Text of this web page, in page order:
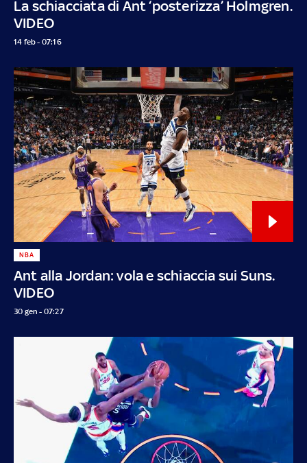
La schiacciata di Ant ‘posterizza’ Holmgren.
VIDEO
14 feb - 07:16
Ant alla Jordan: vola e schiaccia sui Suns.
VIDEO
NBA
30 gen - 07:27